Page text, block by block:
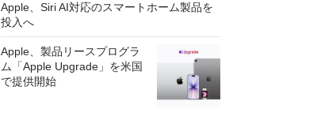
Apple、Siri AI対応のスマートホーム製品を
投入へ
Apple、製品リースプログラ
ム「Apple Upgrade」を米国
で提供開始